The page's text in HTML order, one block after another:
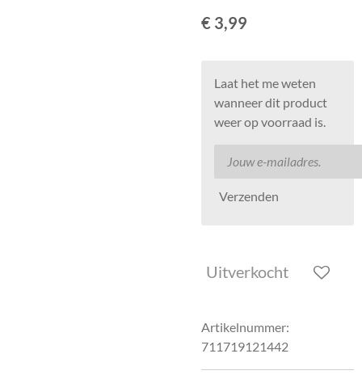
€ 3,99
Laat het me weten
wanneer dit product
weer op voorraad is.
Verzenden
Uitverkocht
Artikelnummer:
711719121442